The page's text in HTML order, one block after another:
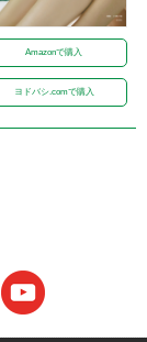
Amazonで購入
ヨドバシ.comで購入